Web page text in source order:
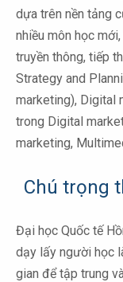
dựa trên nền tảng
nhiều môn học
truyền thông, tiếp
Strategy and
marketing), Digital
trong Digital
marketing,
Chú trọng
Đại học Quốc tế
dạy lấy người học
gian để tập trung